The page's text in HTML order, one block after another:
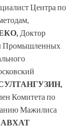
Центра по
Доктор
Промышленных
Комитета по
Мажилиса